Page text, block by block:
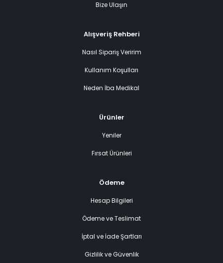
Bize Ulaşın
Alışveriş Rehberi
Nasıl Sipariş Veririm
Kullanım Koşulları
Neden İba Medikal
Ürünler
Yeniler
Fırsat Ürünleri
Ödeme
Hesap Bilgileri
Ödeme ve Teslimat
İptal ve İade Şartları
Gizlilik ve Güvenlik